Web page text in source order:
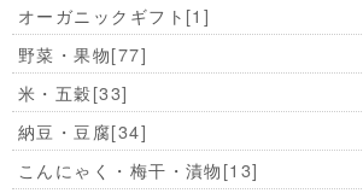
オーガニックギフト [1]
野菜・果物[77]
米・五穀[33]
納豆・豆腐[34]
こんにゃく・梅干・漬物[13]